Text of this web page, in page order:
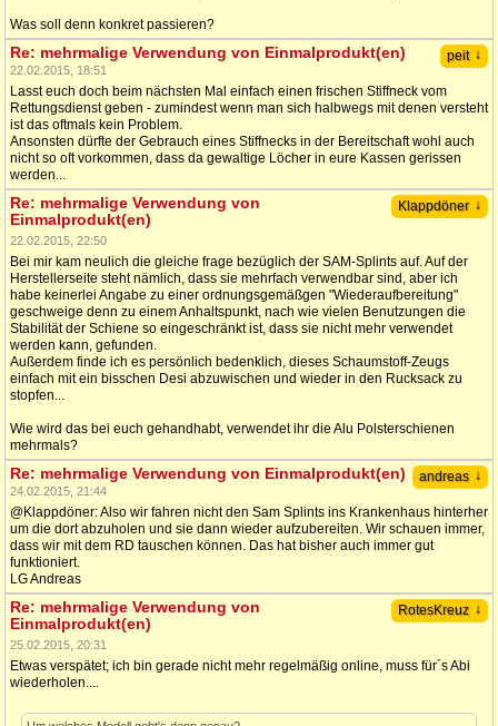
Was soll denn konkret passieren?
peit ↓
Re: mehrmalige Verwendung von Einmalprodukt(en)
22.02.2015, 18:51
Lasst euch doch beim nächsten Mal einfach einen frischen Stiffneck vom
Rettungsdienst geben - zumindest wenn man sich halbwegs mit denen versteht
ist das oftmals kein Problem.
Ansonsten dürfte der Gebrauch eines Stiffnecks in der Bereitschaft wohl auch
nicht so oft vorkommen, dass da gewaltige Löcher in eure Kassen gerissen
werden...
Klappdöner ↓
Re: mehrmalige Verwendung von
Einmalprodukt(en)
22.02.2015, 22:50
Bei mir kam neulich die gleiche frage bezüglich der SAM-Splints auf. Auf der
Herstellerseite steht nämlich, dass sie mehrfach verwendbar sind, aber ich
habe keinerlei Angabe zu einer ordnungsgemäßgen "Wiederaufbereitung"
geschweige denn zu einem Anhaltspunkt, nach wie vielen Benutzungen die
Stabilität der Schiene so eingeschränkt ist, dass sie nicht mehr verwendet
werden kann, gefunden.
Außerdem finde ich es persönlich bedenklich, dieses Schaumstoff-Zeugs
einfach mit ein bisschen Desi abzuwischen und wieder in den Rucksack zu
stopfen...
Wie wird das bei euch gehandhabt, verwendet ihr die Alu Polsterschienen
mehrmals?
andreas ↓
Re: mehrmalige Verwendung von Einmalprodukt(en)
24.02.2015, 21:44
@Klappdöner: Also wir fahren nicht den Sam Splints ins Krankenhaus hinterher
um die dort abzuholen und sie dann wieder aufzubereiten. Wir schauen immer,
dass wir mit dem RD tauschen können. Das hat bisher auch immer gut
funktioniert.
LG Andreas
RotesKreuz ↓
Re: mehrmalige Verwendung von
Einmalprodukt(en)
25.02.2015, 20:31
Etwas verspätet; ich bin gerade nicht mehr regelmäßig online, muss für´s Abi
wiederholen....